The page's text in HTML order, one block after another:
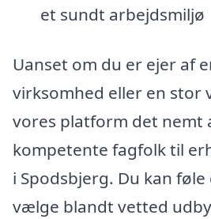
et sundt arbejdsmiljø
Uanset om du er ejer af
virksomhed eller en stor
vores platform det nemt
kompetente fagfolk til
i Spodsbjerg. Du kan
vælge blandt vetted